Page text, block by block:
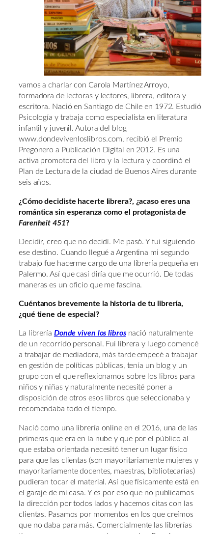
vamos a charlar con Carola Martínez Arroyo,
formadora de lectoras y lectores, librera, editora y
escritora. Nació en Santiago de Chile en 1972. Estudió
Psicología y trabaja como especialista en literatura
infantil y juvenil. Autora del blog
www.dondevivenloslibros.com, recibió el Premio
Pregonero a Publicación Digital en 2012. Es una
activa promotora del libro y la lectura y coordinó el
Plan de Lectura de la ciudad de Buenos Aires durante
seis años.
¿Cómo decidiste hacerte librera?, ¿acaso eres una
romántica sin esperanza como el protagonista de
Farenheit 451?
Decidir, creo que no decidí. Me pasó. Y fui siguiendo
ese destino. Cuando llegué a Argentina mi segundo
trabajo fue hacerme cargo de una librería pequeña en
Palermo. Así que casi diría que me ocurrió. De todas
maneras es un oficio que me fascina.
Cuéntanos brevemente la historia de tu librería,
¿qué tiene de especial?
La librería Donde viven los librosnació naturalmente
de un recorrido personal. Fui librera y luego comencé
a trabajar de mediadora, más tarde empecé a trabajar
en gestión de políticas públicas, tenía un blog y un
grupo con el que reflexionamos sobre los libros para
niños y niñas y naturalmente necesité poner a
disposición de otros esos libros que seleccionaba y
recomendaba todo el tiempo.
Nació como una librería online en el 2016, una de las
primeras que era en la nube y que por el público al
que estaba orientada necesitó tener un lugar físico
para que las clientas (son mayoritariamente mujeres y
mayoritariamente docentes, maestras, bibliotecarias)
pudieran tocar el material. Así que físicamente está en
el garaje de mi casa. Y es por eso que no publicamos
la dirección por todos lados y hacemos citas con las
clientas. Pasamos por momentos en los que creímos
que no daba para más. Comercialmente las librerías